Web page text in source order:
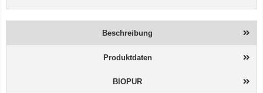
Beschreibung
Produktdaten
BIOPUR